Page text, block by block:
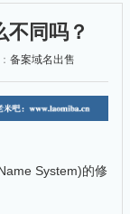
不同吗？
备案域名出售
System)的修